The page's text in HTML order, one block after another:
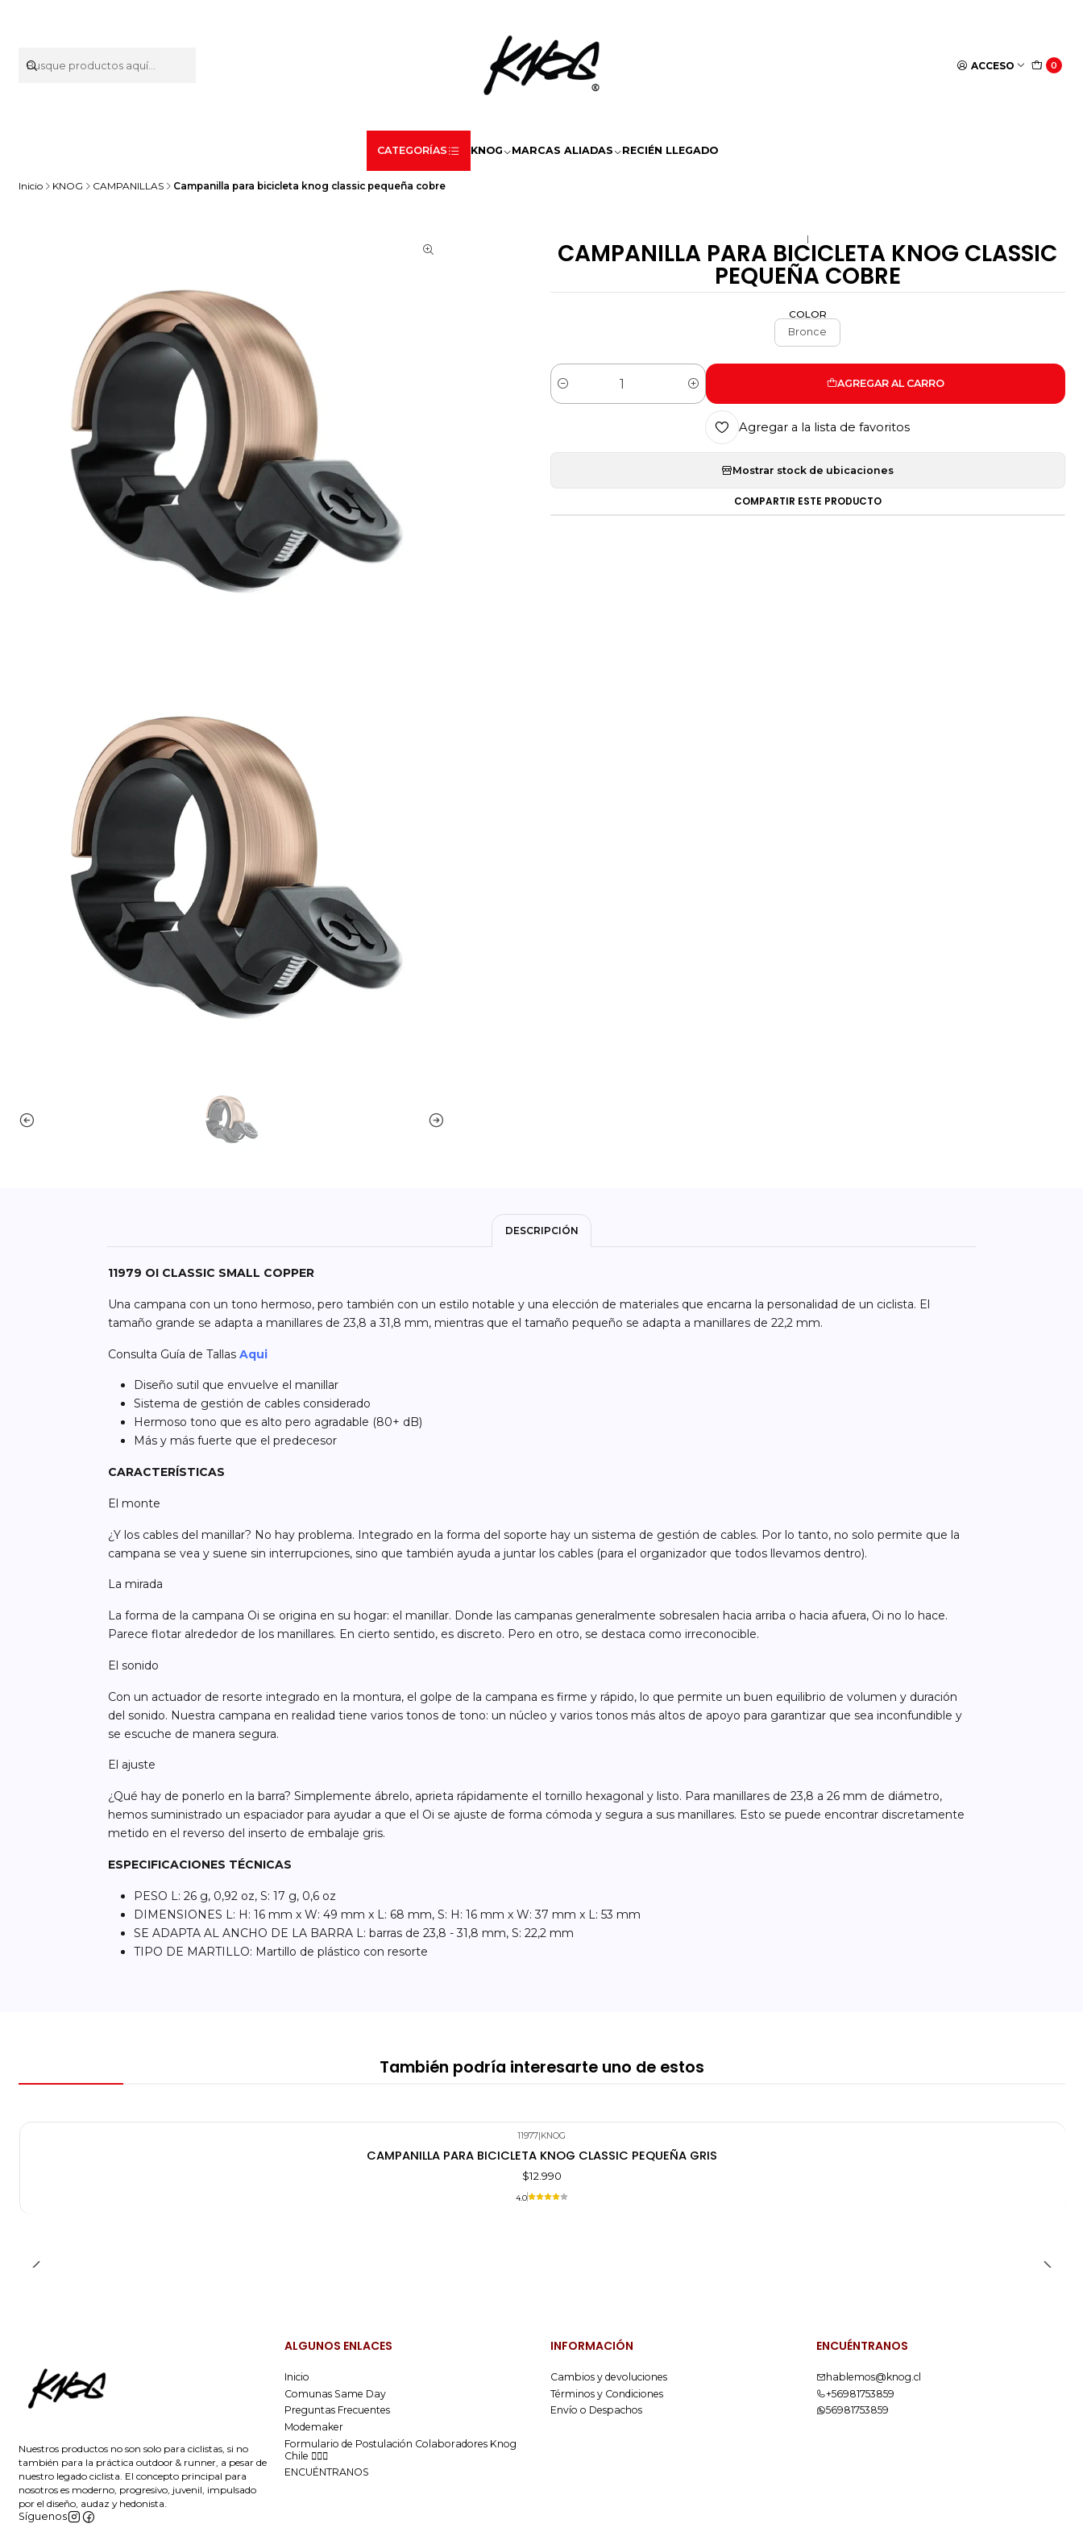
ACCESO 0
CATEGORÍAS KNOG MARCAS ALIADAS RECIÉN LLEGADO
Inicio KNOG CAMPANILLAS Campanilla para bicicleta knog classic pequeña cobre
|
CAMPANILLA PARA BICICLETA KNOG CLASSIC
PEQUEÑA COBRE
COLOR
Bronce
Cantidad
AGREGAR AL CARRO
Agregar a la lista de favoritos
Mostrar stock de ubicaciones
COMPARTIR ESTE PRODUCTO
DESCRIPCIÓN
11979 OI CLASSIC SMALL COPPER
Una campana con un tono hermoso, pero también con un estilo notable y una elección de materiales que encarna la personalidad de un ciclista. El
tamaño grande se adapta a manillares de 23,8 a 31,8 mm, mientras que el tamaño pequeño se adapta a manillares de 22,2 mm.
Consulta Guía de TallasAqui
Diseño sutil que envuelve el manillar
Sistema de gestión de cables considerado
Hermoso tono que es alto pero agradable (80+ dB)
Más y más fuerte que el predecesor
CARACTERÍSTICAS
El monte
¿Y los cables del manillar? No hay problema. Integrado en la forma del soporte hay un sistema de gestión de cables. Por lo tanto, no solo permite que la
campana se vea y suene sin interrupciones, sino que también ayuda a juntar los cables (para el organizador que todos llevamos dentro).
La mirada
La forma de la campana Oi se origina en su hogar: el manillar. Donde las campanas generalmente sobresalen hacia arriba o hacia afuera, Oi no lo hace.
Parece flotar alrededor de los manillares. En cierto sentido, es discreto. Pero en otro, se destaca como irreconocible.
El sonido
Con un actuador de resorte integrado en la montura, el golpe de la campana es firme y rápido, lo que permite un buen equilibrio de volumen y duración
del sonido. Nuestra campana en realidad tiene varios tonos de tono: un núcleo y varios tonos más altos de apoyo para garantizar que sea inconfundible y
se escuche de manera segura.
El ajuste
¿Qué hay de ponerlo en la barra? Simplemente ábrelo, aprieta rápidamente el tornillo hexagonal y listo. Para manillares de 23,8 a 26 mm de diámetro,
hemos suministrado un espaciador para ayudar a que el Oi se ajuste de forma cómoda y segura a sus manillares. Esto se puede encontrar discretamente
metido en el reverso del inserto de embalaje gris.
ESPECIFICACIONES TÉCNICAS
PESO L: 26 g, 0,92 oz, S: 17 g, 0,6 oz
DIMENSIONES L: H: 16 mm x W: 49 mm x L: 68 mm, S: H: 16 mm x W: 37 mm x L: 53 mm
SE ADAPTA AL ANCHO DE LA BARRA L: barras de 23,8 - 31,8 mm, S: 22,2 mm
TIPO DE MARTILLO: Martillo de plástico con resorte
También podría interesarte uno de estos
11977 KNOG
CAMPANILLA PARA BICICLETA KNOG CLASSIC PEQUEÑA GRIS
$12.990
4.0
Nuestros productos no son solo para ciclistas, si no
también para la práctica outdoor & runner, a pesar de
nuestro legado ciclista. El concepto principal para
nosotros es moderno, progresivo, juvenil, impulsado
por el diseño, audaz y hedonista.
Síguenos
ALGUNOS ENLACES
Inicio
Comunas Same Day
Preguntas Frecuentes
Modemaker
Formulario de Postulación Colaboradores Knog
Chile 🚴🏻‍♂️
ENCUÉNTRANOS
INFORMACIÓN
Cambios y devoluciones
Términos y Condiciones
Envío o Despachos
ENCUÉNTRANOS
hablemos@knog.cl
+56981753859
56981753859